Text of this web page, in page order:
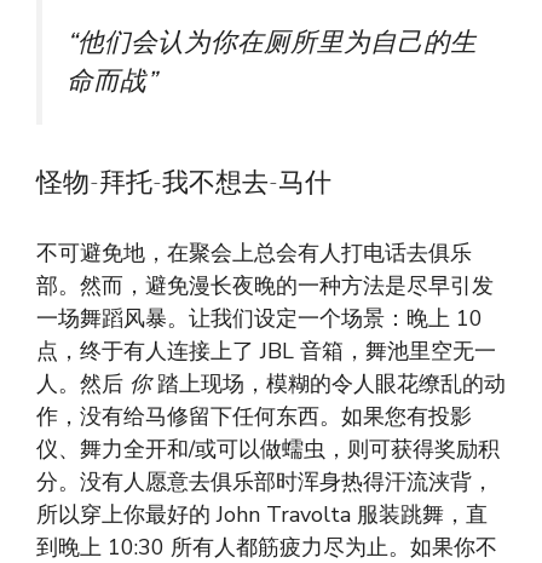
“他们会认为你在厕所里为自己的生
命而战”
怪物-拜托-我不想去-马什
不可避免地，在聚会上总会有人打电话去俱乐
部。然而，避免漫长夜晚的一种方法是尽早引发
一场舞蹈风暴。让我们设定一个场景：晚上 10
点，终于有人连接上了 JBL 音箱，舞池里空无一
人。然后 你踏上现场，模糊的令人眼花缭乱的动
作，没有给马修留下任何东西。如果您有投影
仪、舞力全开和/或可以做蠕虫，则可获得奖励积
分。没有人愿意去俱乐部时浑身热得汗流浃背，
所以穿上你最好的 John Travolta 服装跳舞，直
到晚上 10:30 所有人都筋疲力尽为止。如果你不